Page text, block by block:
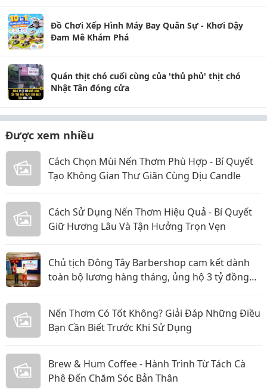
Đồ Chơi Xếp Hình Máy Bay Quân Sự - Khơi Dậy
Đam Mê Khám Phá
Quán thịt chó cuối cùng của 'thủ phủ' thịt chó
Nhật Tân đóng cửa
Được xem nhiều
Cách Chọn Mùi Nến Thơm Phù Hợp - Bí Quyết
Tạo Không Gian Thư Giãn Cùng Dịu Candle
Cách Sử Dụng Nến Thơm Hiệu Quả - Bí Quyết
Giữ Hương Lâu Và Tận Hưởng Trọn Vẹn
Chủ tịch Đông Tây Barbershop cam kết dành
toàn bộ lương hàng tháng, ủng hộ 3 tỷ đồng
Nến Thơm Có Tốt Không? Giải Đáp Những Điều
Bạn Cần Biết Trước Khi Sử Dụng
Brew & Hum Coffee - Hành Trình Từ Tách Cà
Phê Đến Chăm Sóc Bản Thân